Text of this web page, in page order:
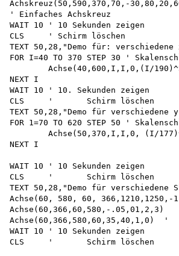
Achskreuz(50,590,370,70,-
' Einfaches Achskreuz
WAIT 10 ' 10 Sekunden zeigen
CLS	' Schirm löschen
TEXT 50,28,"Demo für:
FOR I=40 TO 370 STEP 30 '
NEXT I
WAIT 10 ' 10. Sekunden zeigen
CLS	'	Schirm löschen
TEXT 50,28,"Demo für
FOR 1=70 TO 620 STEP 50 '
NEXT I
WAIT 10 ' 10 Sekunden zeigen
CLS	'	Schirm löschen
TEXT 50,28,"Demo für verschiedene
Achse(60, 580, 60, 366,1210,1250,-1,0)	'	x-Achse
Achse(60,366,60,580,-.05,01,2,3)	'	y-Achse	links
Achse(60,366,580,60,35,40,1,0)	'	y-Achse rechts
WAIT 10 ' 10 Sekunden zeigen
CLS	'	Schirm löschen